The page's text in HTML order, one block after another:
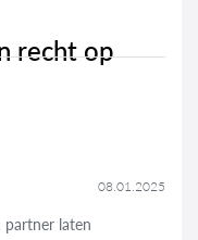
recht op
08.01.2025
partner laten